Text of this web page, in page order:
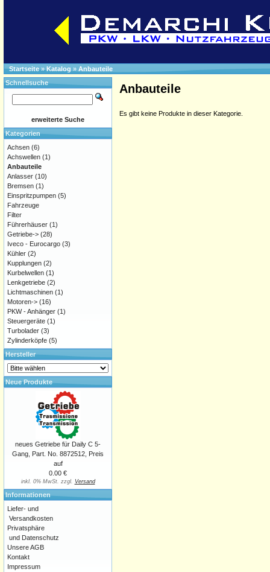
Startseite»Katalog » Anbauteile
Anbauteile
Es gibt keine Produkte in dieser Kategorie.
Schnellsuche
erweiterte Suche
Kategorien
Achsen (6)
Achswellen (1)
Anbauteile
Anlasser (10)
Bremsen (1)
Einspritzpumpen (5)
Fahrzeuge
Filter
Führerhäuser (1)
Getriebe-> (28)
Iveco - Eurocargo (3)
Kühler (2)
Kupplungen (2)
Kurbelwellen (1)
Lenkgetriebe (2)
Lichtmaschinen (1)
Motoren-> (16)
PKW - Anhänger (1)
Steuergeräte (1)
Turbolader (3)
Zylinderköpfe (5)
Hersteller
Neue Produkte
neues Getriebe für Daily C 5-
Gang, Part. No. 8872512, Preis
auf
0.00 €
inkl. 0% MwSt. zzgl. Versand
Informationen
Liefer- und
Versandkosten
Privatsphäre
und Datenschutz
Unsere AGB
Kontakt
Impressum